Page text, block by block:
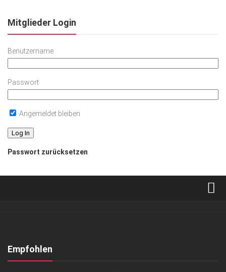
Mitglieder Login
Benutzername
Passwort
Angemeldet bleiben
Passwort zurücksetzen
Kontakt, Impressum
Empfohlen